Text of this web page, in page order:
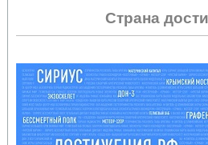
Страна